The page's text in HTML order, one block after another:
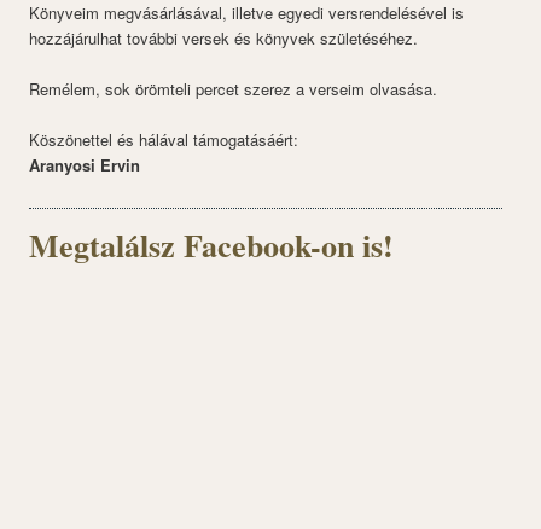
Könyveim megvásárlásával, illetve egyedi versrendelésével is
hozzájárulhat további versek és könyvek születéséhez.
Remélem, sok örömteli percet szerez a verseim olvasása.
Köszönettel és hálával támogatásáért:
Aranyosi Ervin
Megtalálsz Facebook-on is!